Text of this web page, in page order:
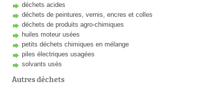
déchets acides
déchets de peintures, vernis, encres et colles
déchets de produits agro-chimiques
huiles moteur usées
petits déchets chimiques en mélange
piles électriques usagées
solvants usés
Autres déchets